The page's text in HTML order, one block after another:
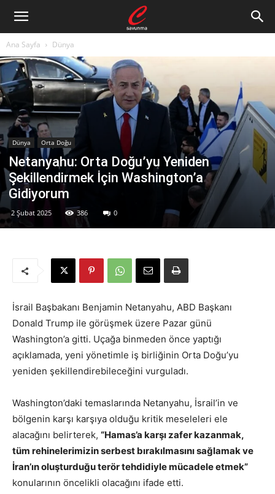
Ana Sayfa Dünya
Dünya Orta Doğu
Netanyahu: Orta Doğu’yu Yeniden
Şekillendirmek İçin Washington’a
Gidiyorum
2 Şubat 2025 386 0
İsrail Başbakanı Benjamin Netanyahu, ABD Başkanı
Donald Trump ile görüşmek üzere Pazar günü
Washington’a gitti. Uçağa binmeden önce yaptığı
açıklamada, yeni yönetimle iş birliğinin Orta Doğu’yu
yeniden şekillendirebileceğini vurguladı.
Washington’daki temaslarında Netanyahu, İsrail’in ve
bölgenin karşı karşıya olduğu kritik meseleleri ele
alacağını belirterek, “Hamas’a karşı zafer kazanmak,
tüm rehinelerimizin serbest bırakılmasını sağlamak ve
İran’ın oluşturduğu terör tehdidiyle mücadele etmek”
konularının öncelikli olacağını ifade etti.